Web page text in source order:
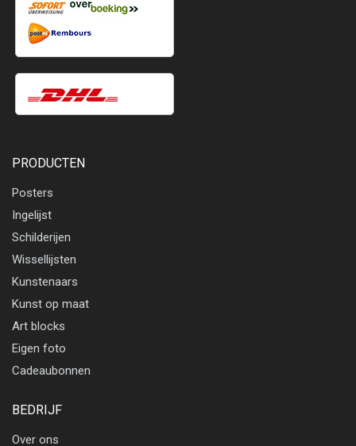
PRODUCTEN
Posters
Ingelijst
Schilderijen
Wissellijsten
Kunstenaars
Kunst op maat
Art blocks
Eigen foto
Cadeaubonnen
BEDRIJF
Over ons